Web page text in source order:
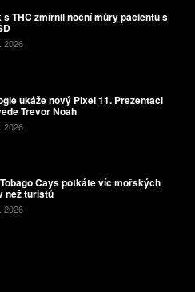
s THC zmírnil noční můry pacientů s
2026
ukáže nový Pixel 11. Prezentaci
Trevor Noah
2026
Cays potkáte víc mořských
než turistů
2026